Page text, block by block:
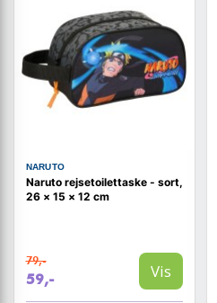
NARUTO
Naruto rejsetoilettaske - sort,
26 × 15 × 12 cm
79,-
59,- Vis